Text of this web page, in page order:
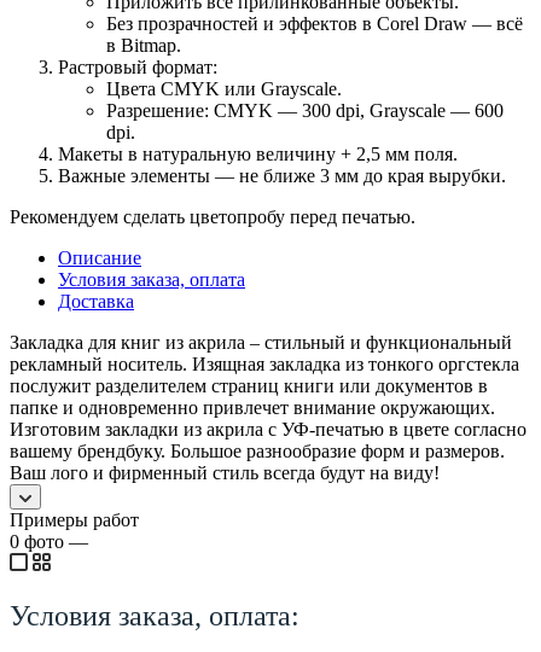
Без прозрачностей и эффектов в Corel Draw — всё
в Bitmap.
Растровый формат:
Цвета CMYK или Grayscale.
Разрешение: CMYK — 300 dpi, Grayscale — 600
dpi.
Макеты в натуральную величину + 2,5 мм поля.
Важные элементы — не ближе 3 мм до края вырубки.
Рекомендуем сделать цветопробу перед печатью.
Описание
Условия заказа, оплата
Доставка
Закладка для книг из акрила – стильный и функциональный
рекламный носитель. Изящная закладка из тонкого оргстекла
послужит разделителем страниц книги или документов в
папке и одновременно привлечет внимание окружающих.
Изготовим закладки из акрила с УФ-печатью в цвете согласно
вашему брендбуку. Большое разнообразие форм и размеров.
Ваш лого и фирменный стиль всегда будут на виду!
Примеры работ
0 фото —
Условия заказа, оплата: